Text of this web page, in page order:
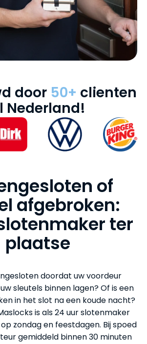
door 50+ clienten
Nederland!
of
afgebroken:
ter
plaatse
doordat uw voordeur
sleutels binnen lagen? Of is een
in het slot na een koude nacht?
is als 24 uur slotenmaker
zondag en feestdagen. Bij spoed
gemiddeld binnen 30 minuten